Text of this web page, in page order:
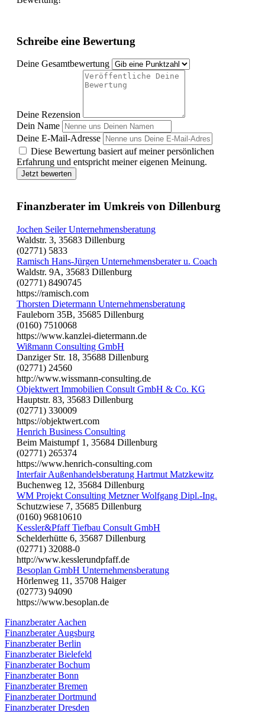
Schreibe eine Bewertung
Deine Gesamtbewertung
Deine Rezension
Dein Name
Deine E-Mail-Adresse
Diese Bewertung basiert auf meiner persönlichen
Erfahrung und entspricht meiner eigenen Meinung.
Jetzt bewerten
Finanzberater im Umkreis von Dillenburg
Jochen Seiler Unternehmensberatung
Waldstr. 3, 35683 Dillenburg
(02771) 5833
Ramisch Hans-Jürgen Unternehmensberater u. Coach
Waldstr. 9A, 35683 Dillenburg
(02771) 8490745
https://ramisch.com
Thorsten Dietermann Unternehmensberatung
Fauleborn 35B, 35685 Dillenburg
(0160) 7510068
https://www.kanzlei-dietermann.de
Wißmann Consulting GmbH
Danziger Str. 18, 35688 Dillenburg
(02771) 24560
http://www.wissmann-consulting.de
Objektwert Immobilien Consult GmbH & Co. KG
Hauptstr. 83, 35683 Dillenburg
(02771) 330009
https://objektwert.com
Henrich Business Consulting
Beim Maistumpf 1, 35684 Dillenburg
(02771) 265374
https://www.henrich-consulting.com
Interfair Außenhandelsberatung Hartmut Matzkewitz
Buchenweg 12, 35684 Dillenburg
WM Projekt Consulting Metzner Wolfgang Dipl.-Ing.
Schutzwiese 7, 35685 Dillenburg
(0160) 96810610
Kessler&Pfaff Tiefbau Consult GmbH
Schelderhütte 6, 35687 Dillenburg
(02771) 32088-0
http://www.kesslerundpfaff.de
Besoplan GmbH Unternehmensberatung
Hörlenweg 11, 35708 Haiger
(02773) 94090
https://www.besoplan.de
Finanzberater Aachen
Finanzberater Augsburg
Finanzberater Berlin
Finanzberater Bielefeld
Finanzberater Bochum
Finanzberater Bonn
Finanzberater Bremen
Finanzberater Dortmund
Finanzberater Dresden